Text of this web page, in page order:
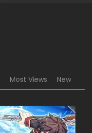
Most Views New